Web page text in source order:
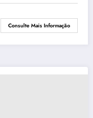
Consulte Mais Informação